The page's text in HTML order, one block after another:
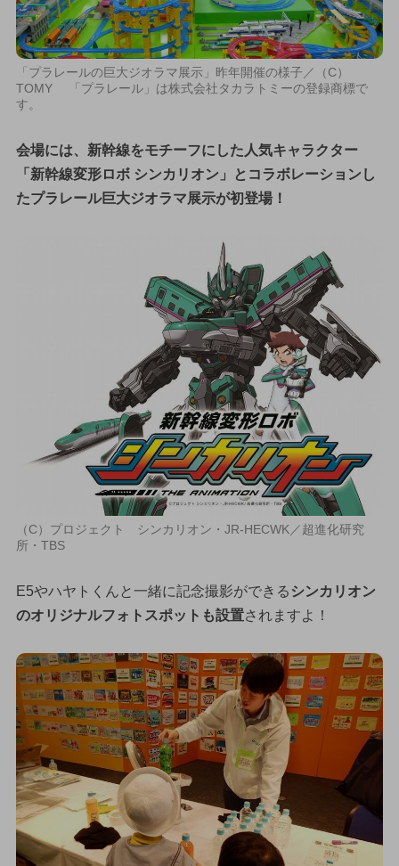
「プラレールの巨大ジオラマ展示」昨年開催の様子／（C）
TOMY 「プラレール」は株式会社タカラトミーの登録商標で
す。
会場には、新幹線をモチーフにした人気キャラクター
「新幹線変形ロボ シンカリオン」とコラボレーションし
たプラレール巨大ジオラマ展示が初登場！
（C）プロジェクト シンカリオン・JR-HECWK／超進化研究
所・TBS
E5やハヤトくんと一緒に記念撮影ができる シンカリオン
のオリジナルフォトスポットも設置されますよ！